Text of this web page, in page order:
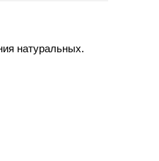
натуральных.